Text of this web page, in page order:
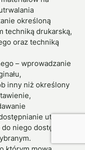
określoną
techniką drukarską,
oraz techniką
– wprowadzanie
inny niż określony
utworu
niego dostęp